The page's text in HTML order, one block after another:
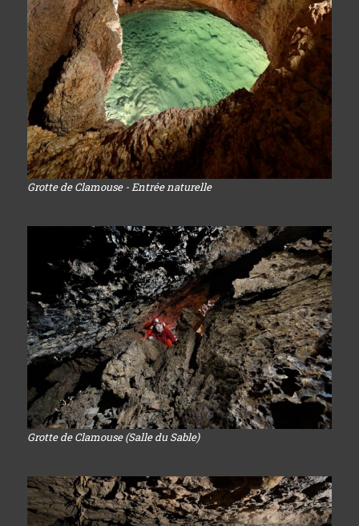
Grotte de Clamouse - Entrée naturelle
Grotte de Clamouse (Salle du Sable)